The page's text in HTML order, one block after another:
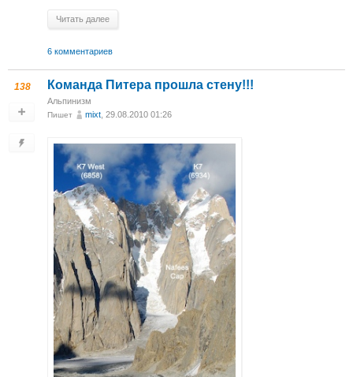
Читать далее
6 комментариев
138 Команда Питера прошла стену!!!
Альпинизм
Пишет mixt , 29.08.2010 01:26